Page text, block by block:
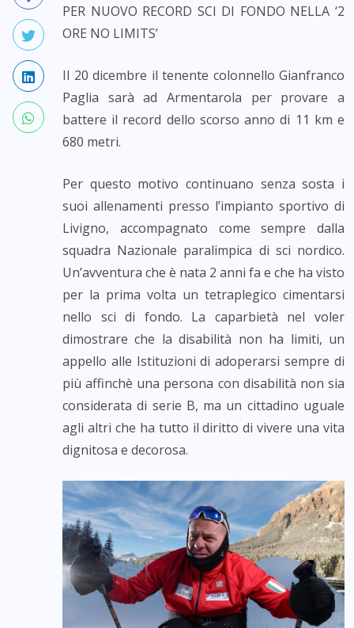
PER NUOVO RECORD SCI DI FONDO NELLA ‘2
ORE NO LIMITS’
Il 20 dicembre il tenente colonnello Gianfranco
Paglia sarà ad Armentarola per provare a
battere il record dello scorso anno di 11 km e
680 metri.
Per questo motivo continuano senza sosta i
suoi allenamenti presso l’impianto sportivo di
Livigno, accompagnato come sempre dalla
squadra Nazionale paralimpica di sci nordico.
Un’avventura che è nata 2 anni fa e che ha visto
per la prima volta un tetraplegico cimentarsi
nello sci di fondo. La caparbietà nel voler
dimostrare che la disabilità non ha limiti, un
appello alle Istituzioni di adoperarsi sempre di
più affinchè una persona con disabilità non sia
considerata di serie B, ma un cittadino uguale
agli altri che ha tutto il diritto di vivere una vita
dignitosa e decorosa.